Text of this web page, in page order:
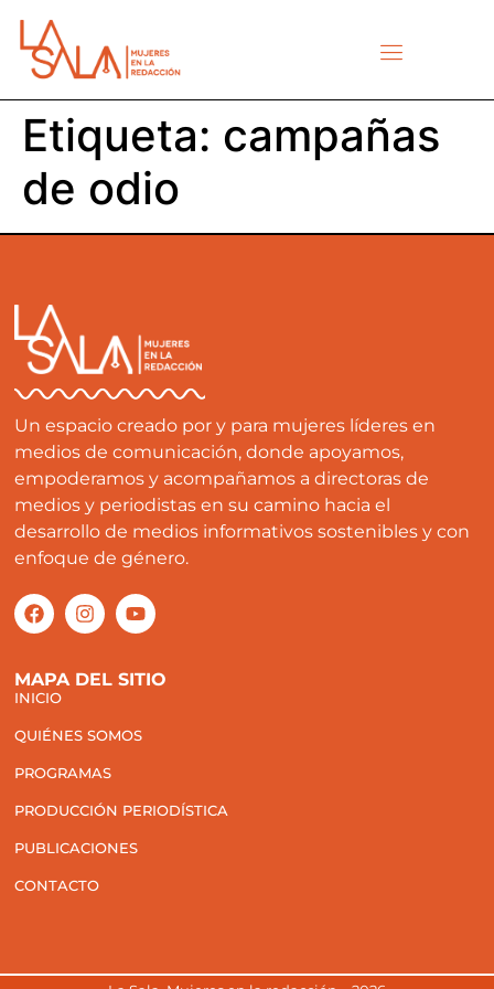
Etiqueta: campañas
de odio
Un espacio creado por y para mujeres líderes en
medios de comunicación, donde apoyamos,
empoderamos y acompañamos a directoras de
medios y periodistas en su camino hacia el
desarrollo de medios informativos sostenibles y con
enfoque de género.
MAPA DEL SITIO
INICIO
QUIÉNES SOMOS
PROGRAMAS
PRODUCCIÓN PERIODÍSTICA
PUBLICACIONES
CONTACTO